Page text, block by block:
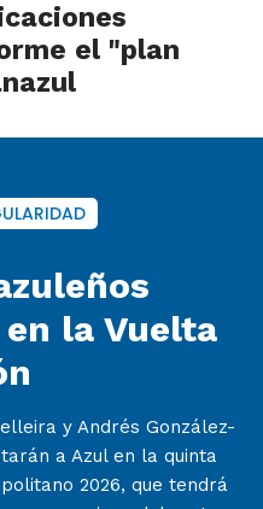
el "plan
la Vuelta
y Andrés González-
a Azul en la quinta
2026, que tendrá